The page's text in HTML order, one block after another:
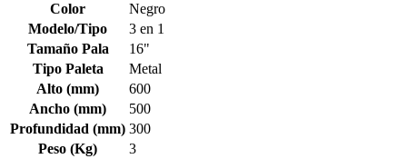
Color
Negro
Modelo/Tipo
3 en 1
Tamaño Pala
16"
Tipo Paleta
Metal
Alto (mm)
600
Ancho (mm)
500
Profundidad (mm) 300
Peso (Kg)
3